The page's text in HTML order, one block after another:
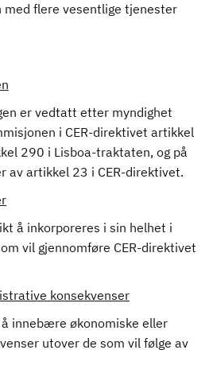
med flere vesentlige tjenester
er vedtatt etter myndighet
i CER-direktivet artikkel
290 i Lisboa-traktaten, og på
av artikkel 23 i CER-direktivet.
å inkorporeres i sin helhet i
vil gjennomføre CER-direktivet
konsekvenser
innebære økonomiske eller
utover de som vil følge av